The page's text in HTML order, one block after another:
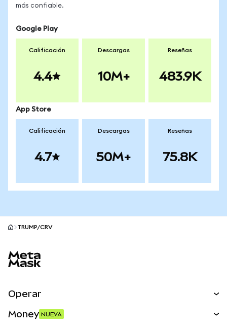
más confiable.
Google Play
Calificación
4.4
Descargas
10M+
Reseñas
483.9K
App Store
Calificación
4.7
Descargas
50M+
Reseñas
75.8K
TRUMP/CRV
Operar
Money NUEVA